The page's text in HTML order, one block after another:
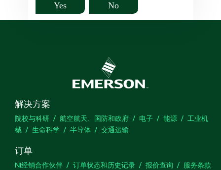
Yes No
解决方案
院校与科研 航空航天、国防和政府 电子 能源
工业机
械
生命科学 半导体 交通运输
订单
NI经销合作伙伴 订单状态和历史记录 报价查询
服务条款